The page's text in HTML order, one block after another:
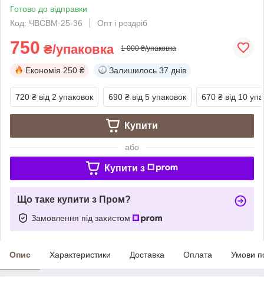
Готово до відправки
Код: ЧВСВМ-25-36
Опт і роздріб
750 ₴/упаковка 1 000 ₴/упаковка
Економія 250 ₴ Залишилось 37 днів
720 ₴ від 2 упаковок 690 ₴ від 5 упаковок 670 ₴ від 10
Купити
або
Купити з
Що таке купити з Пром?
Замовлення під захистом
Опис Характеристики Доставка Оплата Умови